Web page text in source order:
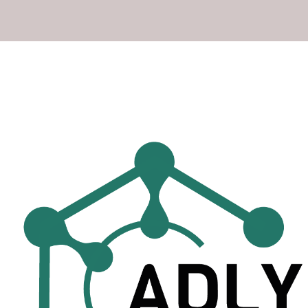
Futuro de Argelia:
desarrollo político y socio-
Presente y futuro de la